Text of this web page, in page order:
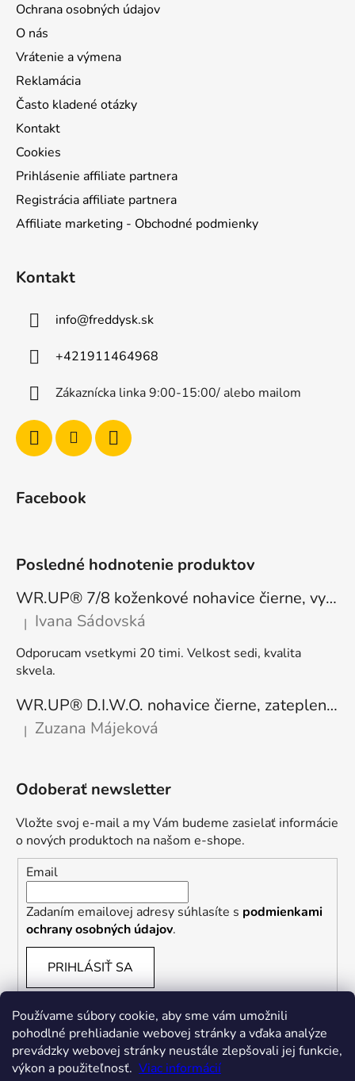
Používame súbory cookie, aby sme vám umožnili
pohodlné prehliadanie webovej stránky a vďaka analýze
prevádzky webovej stránky neustále zlepšovali jej funkcie,
výkon a použiteľnosť. Viac informácií
Ochrana osobných údajov
O nás
Vrátenie a výmena
Reklamácia
Často kladené otázky
Kontakt
Cookies
Prihlásenie affiliate partnera
Registrácia affiliate partnera
Affiliate marketing - Obchodné podmienky
Kontakt
info@freddysk.sk
+421911464968
Zákaznícka linka 9:00-15:00/ alebo mailom
Facebook
Posledné hodnotenie produktov
WR.UP® 7/8 koženkové nohavice čierne, vysoký pás RE(MOVE) WRUP4HC006PREC, N
Hodnotenie produktu je 5 z 5 hviezdičiek.
| Ivana Sádovská
Odporucam vsetkymi 20 timi. Velkost sedi, kvalita
skvela.
WR.UP® D.I.W.O. nohavice čierne, zateplené, regular pás, WRUP1RF444, N
Hodnotenie produktu je 5 z 5 hviezdičiek.
| Zuzana Májeková
Odoberať newsletter
Vložte svoj e-mail a my Vám budeme zasielať informácie
o nových produktoch na našom e-shope.
Email
Zadaním emailovej adresy súhlasíte s podmienkami
ochrany osobných údajov.
PRIHLÁSIŤ SA